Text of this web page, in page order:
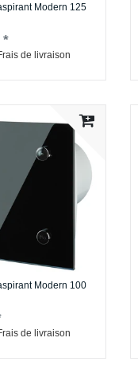
Modern 125
*
de livraison
Modern 100
de livraison